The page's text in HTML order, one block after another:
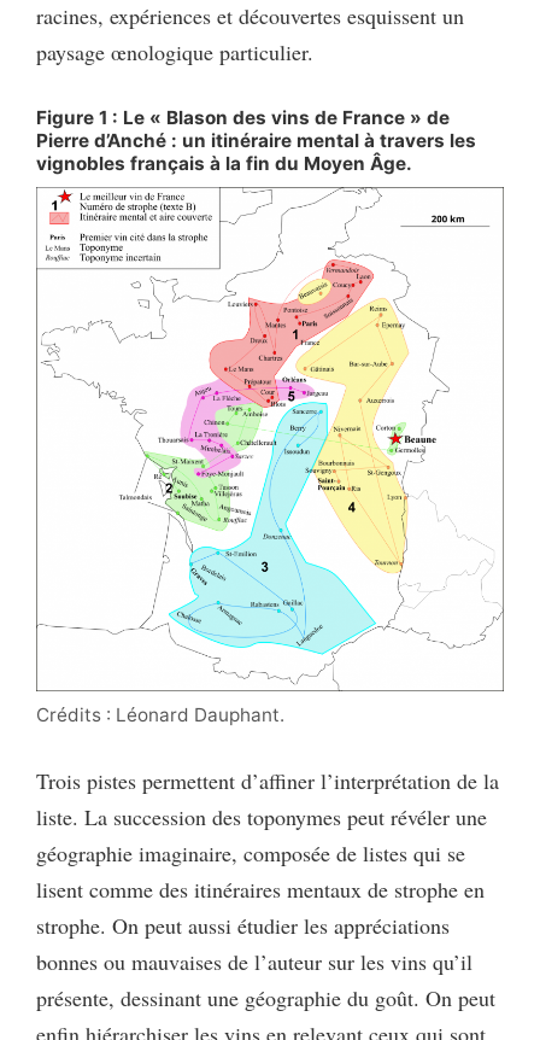
racines, expériences et découvertes esquissent un
paysage œnologique particulier.
Figure 1 : Le « Blason des vins de France » de
Pierre d’Anché : un itinéraire mental à travers les
vignobles français à la fin du Moyen Âge.
Crédits : Léonard Dauphant.
Trois pistes permettent d’affiner l’interprétation de la
liste. La succession des toponymes peut révéler une
géographie imaginaire, composée de listes qui se
lisent comme des itinéraires mentaux de strophe en
strophe. On peut aussi étudier les appréciations
bonnes ou mauvaises de l’auteur sur les vins qu’il
présente, dessinant une géographie du goût. On peut